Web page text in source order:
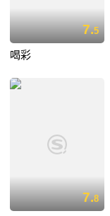
7.5
喝彩
7.8